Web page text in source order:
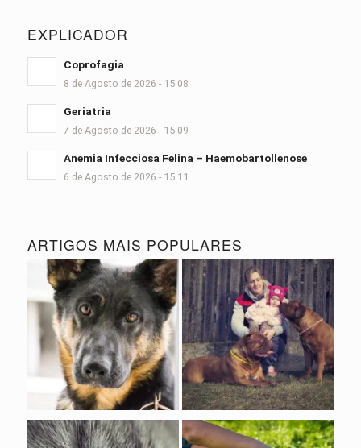
EXPLICADOR
Coprofagia
8 de Agosto de 2026 - 15:08
Geriatria
7 de Agosto de 2026 - 15:09
Anemia Infecciosa Felina – Haemobartollenose
6 de Agosto de 2026 - 15:11
ARTIGOS MAIS POPULARES